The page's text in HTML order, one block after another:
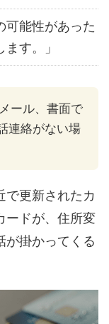
可能性があった
す。」
ール、書面で
連絡がない場
で更新されたカ
ードが、住所変
が掛かってくる